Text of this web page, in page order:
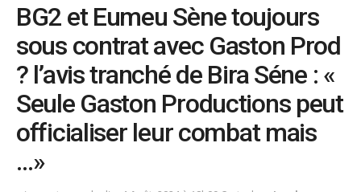
BG2 et Eumeu Sène toujours
sous contrat avec Gaston Prod
? l’avis tranché de Bira Séne : «
Seule Gaston Productions peut
officialiser leur combat mais
…»